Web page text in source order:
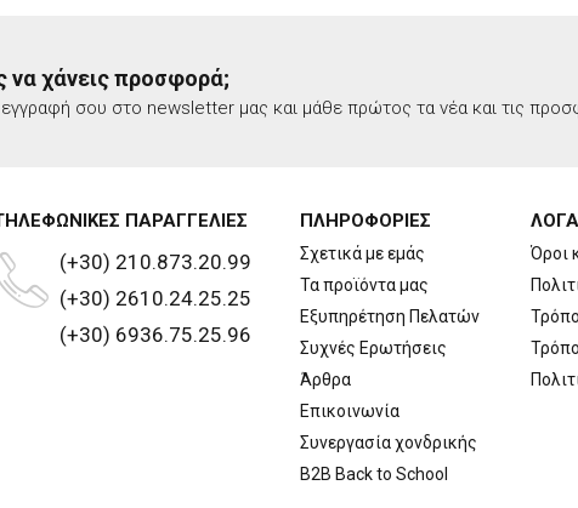
να χάνεις προσφορά;
εγγραφή σου στο newsletter μας και μάθε πρώτος τα νέα και τις
ΠΑΡΑΓΓΕΛΙΕΣ
(+30) 210.873.20.99
(+30) 2610.24.25.25
(+30) 6936.75.25.96
ΠΛΗΡΟΦΟΡΙΕΣ
Σχετικά με εμάς
Τα προϊόντα μας
Εξυπηρέτηση Πελατών
Συχνές Ερωτήσεις
Άρθρα
Επικοινωνία
Συνεργασία χονδρικής
B2B Back to School
Όροι